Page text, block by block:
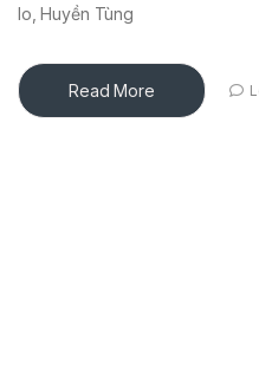
lo, Huyền Tùng
Read More